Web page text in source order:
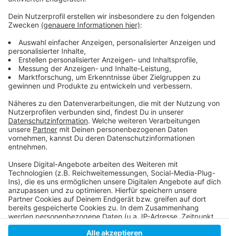
Die Homepage der Mahn- und Gedenkstätte
Hier informiert die Stadt über die Mahn- und
Gedenkstätte
Infos zur Düsseldorfer Feuerwehr
Anzeige
Anzeige